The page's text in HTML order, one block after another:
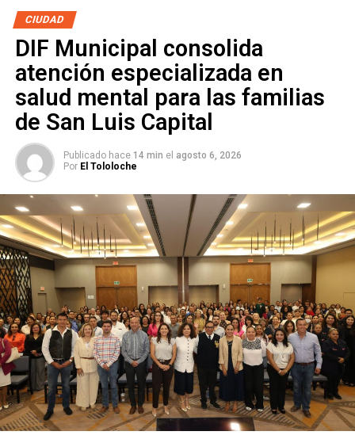
Estatal de Derechos Humanos y Asuntos Internos:
“Vamos a respetar el debido proceso”.
(VIDEO) Un hombre intentó
suicidarse en un hotel en
San Luis Potosí
ARTÍCULOS RELACIONADOS: MUNICIPIO
SEBASTIÁN PEREZ
SLP
XAVIER NAVA
SIGUIENTE
¿Cómo viajar a Matehuala y evitar el bloqueo? Aquí
se lo decimos
CIUDAD
DIF Municipal consolida
atención especializada en
salud mental para las familias
de San Luis Capital
Publicado hace 14 min el agosto 6, 2026
Por El Tololoche